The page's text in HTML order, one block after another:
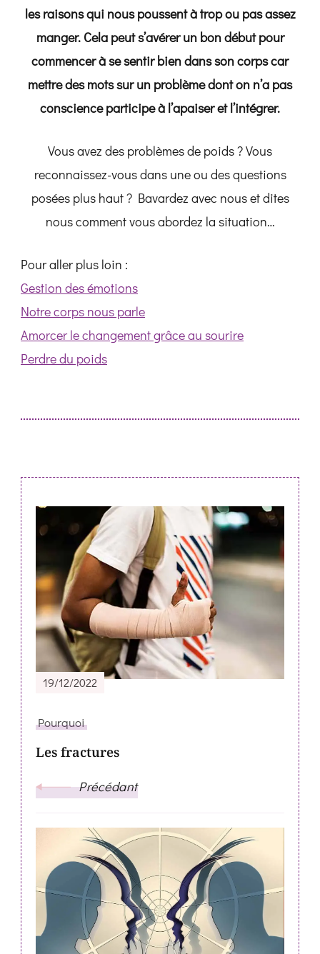
les raisons qui nous poussent à trop ou pas assez
manger. Cela peut s’avérer un bon début pour
commencer à se sentir bien dans son corps car
mettre des mots sur un problème dont on n’a pas
conscience participe à l’apaiser et l’intégrer.
Vous avez des problèmes de poids ? Vous
reconnaissez-vous dans une ou des questions
posées plus haut ? Bavardez avec nous et dites
nous comment vous abordez la situation…
Pour aller plus loin :
Gestion des émotions
Notre corps nous parle
Amorcer le changement grâce au sourire
Perdre du poids
Post
Navigation
19/12/2022
Pourquoi
Les fractures
Précédant